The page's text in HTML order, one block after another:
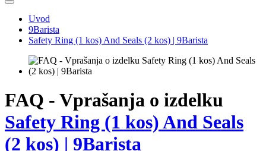
Uvod
9Barista
Safety Ring (1 kos) And Seals (2 kos) | 9Barista
FAQ - Vprašanja o izdelku
Safety Ring (1 kos) And Seals
(2 kos) | 9Barista